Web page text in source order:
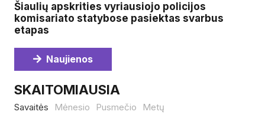
Šiaulių apskrities vyriausiojo policijos
komisariato statybose pasiektas svarbus
etapas
Naujienos
SKAITOMIAUSIA
Savaitės Mėnesio Pusmečio Metų